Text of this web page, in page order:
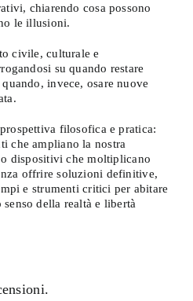
chiarendo cosa possono
le illusioni.
civile, culturale e
su quando restare
invece, osare nuove
filosofica e pratica:
che ampliano la nostra
dispositivi che moltiplicano
offrire soluzioni definitive,
e strumenti critici per abitare
della realtà e libertà